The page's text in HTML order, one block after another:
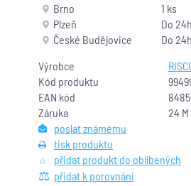
Výrobce
Kód produktu
EAN kód
Záruka
24 M
poslat známému
tisk produktu
přidat produkt do oblíbených
přidat k porovnání
Brno
1 ks
Plzeň
Do
České Budějovice
Do